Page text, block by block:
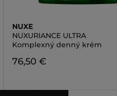
NUXE
NUXURIANCE ULTRA
Komplexný denný krém
76,50 €